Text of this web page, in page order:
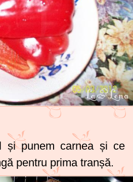
și punem carnea și ce
pentru prima tranșă.